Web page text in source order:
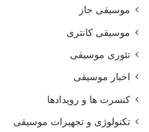
موسیقی جاز
موسیقی کانتری
تئوری موسیقی
اخبار موسیقی
کنسرت ها و رویدادها
تکنولوژی و تجهیزات موسیقی